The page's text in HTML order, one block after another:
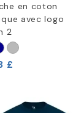
en coton
avec logo
2
£